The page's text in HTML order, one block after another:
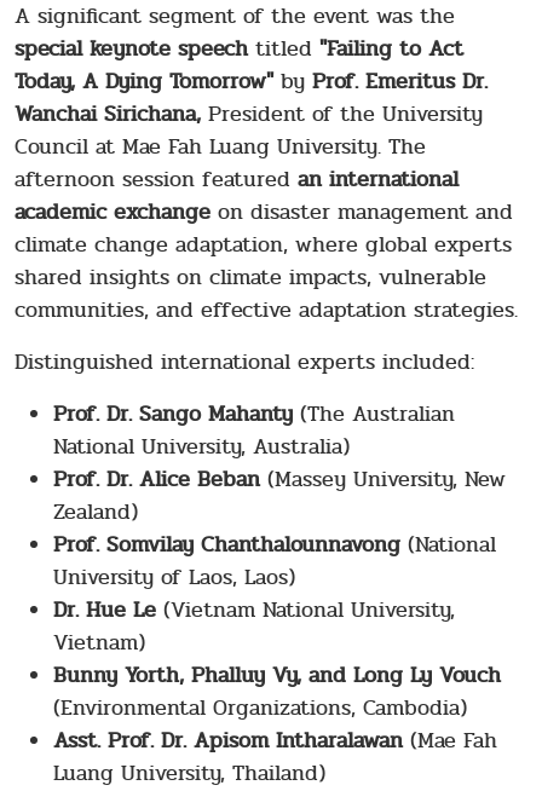
A significant segment of the event was the
special keynote speechtitled "Failing to Act
Today, A Dying Tomorrow"by Prof. Emeritus Dr.
Wanchai Sirichana, President of the University
Council at Mae Fah Luang University. The
afternoon session featured an international
academic exchange on disaster management and
climate change adaptation, where global experts
shared insights on climate impacts, vulnerable
communities, and effective adaptation strategies.
Distinguished international experts included:
Prof. Dr. Sango Mahanty (The Australian
National University, Australia)
Prof. Dr. Alice Beban(Massey University, New
Zealand)
Prof. Somvilay Chanthalounnavong (National
University of Laos, Laos)
Dr. Hue Le (Vietnam National University,
Vietnam)
Bunny Yorth, Phalluy Vy, and Long Ly Vouch
(Environmental Organizations, Cambodia)
Asst. Prof. Dr. Apisom Intharalawan(Mae Fah
Luang University, Thailand)